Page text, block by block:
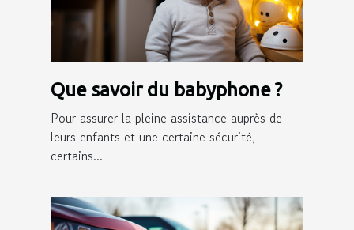
Que savoir du babyphone ?
Pour assurer la pleine assistance auprès de
leurs enfants et une certaine sécurité,
certains...